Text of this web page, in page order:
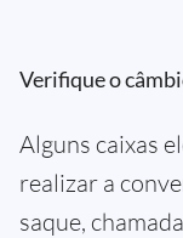
Verifique o
Alguns caixas
realizar a
saque,